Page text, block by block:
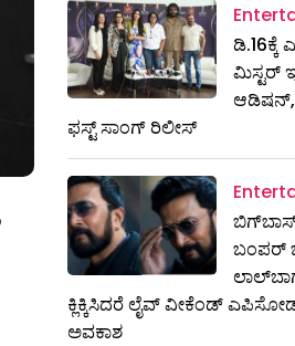
ಮಿಸ್ಟರ್
ಫಸ್ಟ್ ಸಾಂಗ್ ರಿಲೀಸ್
ಬಿಗ್‌ಬಾಸ್
ಬಂಪರ್
ಕ್ಲಿಕ್ಕಿಸಿದರೆ ಲೈವ್ ವೀಕೆಂಡ್
ಅವಕಾಶ